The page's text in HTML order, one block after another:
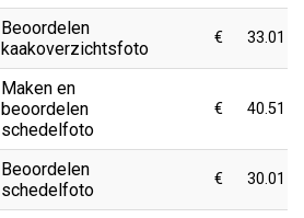
Beoordelen
kaakoverzichtsfoto
€ 33.01
Maken en
beoordelen
schedelfoto
€ 40.51
Beoordelen
schedelfoto
€ 30.01